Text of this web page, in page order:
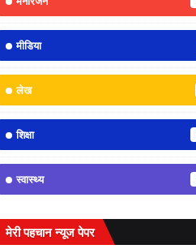
मीडिया
लेख
शिक्षा
स्वास्थ्य
मेरी पहचान न्यूज पेपर